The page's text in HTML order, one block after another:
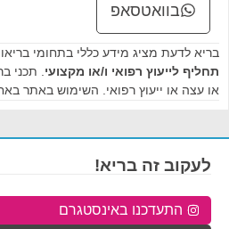
בוואטסאפ
בריא לדעת מציג מידע כללי בתחומי
תחליף לייעוץ רפואי ו/או מקצועי . תכני
או עצה או ייעוץ רפואי. השימוש באתר
לעקוב זה בריא!
התעדכנו באינסטגרם